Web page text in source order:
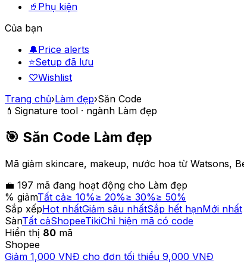
🥤 Phụ kiện
Của bạn
🔔Price alerts
⭐Setup đã lưu
♡Wishlist
Trang chủ›Làm đẹp›Săn Code
💄 Signature tool · ngành Làm đẹp
🎯 Săn Code Làm đẹp
Mã giảm skincare, makeup, nước hoa từ Watsons,
💼 197 mã đang hoạt động cho Làm đẹp
% giảmTất cả≥ 10%≥ 20%≥ 30%≥ 50%
Sắp xếpHot nhấtGiảm sâu nhấtSắp hết hạnMới nhất
SànTất cảShopeeTikiChỉ hiện mã có code
Hiển thị 80 mã
Shopee
Giảm 1,000 VNĐ cho đơn tối thiểu 9,000 VNĐ